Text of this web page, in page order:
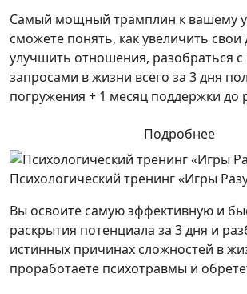
Самый мощный трамплин к вашему
сможете понять, как увеличить свои
улучшить отношения, разобраться
запросами в жизни всего за 3 дня
погружения + 1 месяц поддержки до
Подробнее
Психологический тренинг «Игры
Вы освоите самую эффективную и
раскрытия потенциала за 3 дня и
истинных причинах сложностей в
проработаете психотравмы и